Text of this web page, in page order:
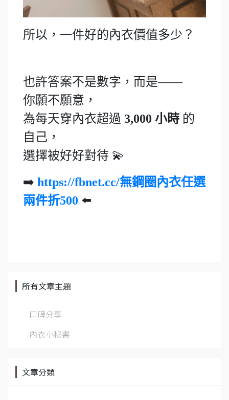
所以，一件好的內衣價值多少？
也許答案不是數字，而是——
你願不願意，
為每天穿內衣超過 3,000 小時 的
自己，
選擇被好好對待 💫
➡️ https://fbnet.cc/無鋼圈內衣任選
兩件折500 ⬅️
所有文章主題
口碑分享
內衣小秘書
文章分類